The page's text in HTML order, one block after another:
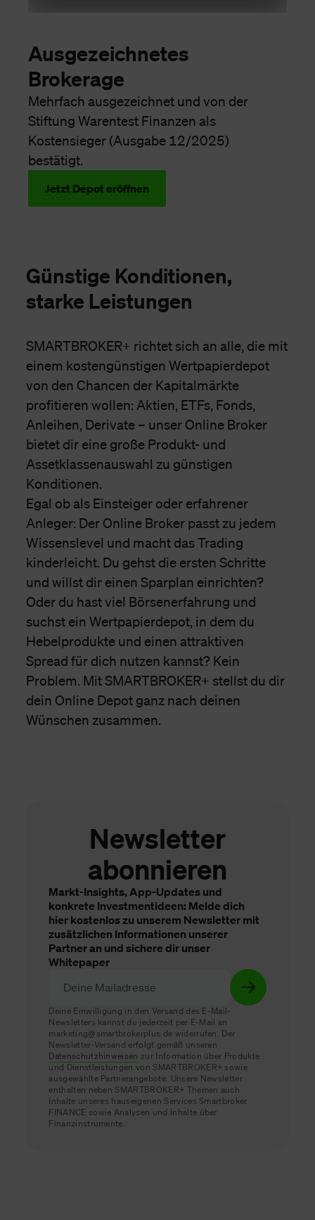
Ausgezeichnetes
Brokerage
Mehrfach ausgezeichnet und von der
Stiftung Warentest Finanzen als
Kostensieger (Ausgabe 12/2025)
bestätigt.
Jetzt Depot eröffnen
Günstige Konditionen,
starke Leistungen
SMARTBROKER+ richtet sich an alle, die mit
einem kostengünstigen Wertpapierdepot
von den Chancen der Kapitalmärkte
profitieren wollen: Aktien, ETFs, Fonds,
Anleihen, Derivate – unser Online Broker
bietet dir eine große Produkt- und
Assetklassenauswahl zu günstigen
Konditionen.
Egal ob als Einsteiger oder erfahrener
Anleger: Der Online Broker passt zu jedem
Wissenslevel und macht das Trading
kinderleicht. Du gehst die ersten Schritte
und willst dir einen Sparplan einrichten?
Oder du hast viel Börsenerfahrung und
suchst ein Wertpapierdepot, in dem du
Hebelprodukte und einen attraktiven
Spread für dich nutzen kannst? Kein
Problem. Mit SMARTBROKER+ stellst du dir
dein Online Depot ganz nach deinen
Wünschen zusammen.
Newsletter
abonnieren
Markt-Insights, App-Updates und
konkrete Investmentideen: Melde dich
hier kostenlos zu unserem Newsletter mit
zusätzlichen Informationen unserer
Partner an und sichere dir unser
Whitepaper
Deine Einwilligung in den Versand des E-Mail-
Newsletters kannst du jederzeit per E-Mail an
marketing@smartbrokerplus.de widerrufen. Der
Newsletter-Versand erfolgt gemäß unseren
Datenschutzhinweisen zur Information über Produkte
und Dienstleistungen von SMARTBROKER+ sowie
ausgewählte Partnerangebote. Unsere Newsletter
enthalten neben SMARTBROKER+ Themen auch
Inhalte unseres hauseigenen Services Smartbroker
FINANCE sowie Analysen und Inhalte über
Finanzinstrumente.